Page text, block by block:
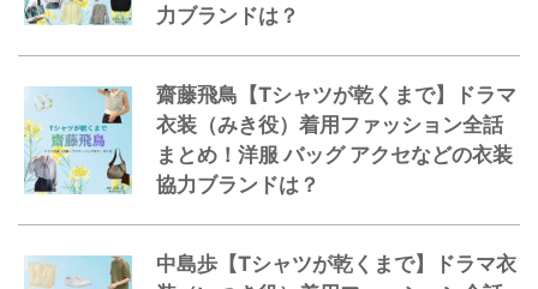
力ブランドは？
齋藤飛鳥【Tシャツが乾くまで】ドラマ
衣装（みき役）着用ファッション全話
まとめ！洋服 バッグ アクセなどの衣装
協力ブランドは？
中島歩【Tシャツが乾くまで】ドラマ衣